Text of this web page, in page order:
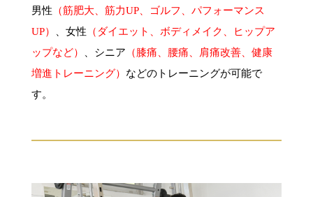
男性 （筋肥大、筋力UP、ゴルフ、パフォーマンス
UP）
、女性 （ダイエット、ボディメイク、ヒップア
ップなど）
、シニア （膝痛、腰痛、肩痛改善、健康
増進トレーニング） などのトレーニングが可能で
す。